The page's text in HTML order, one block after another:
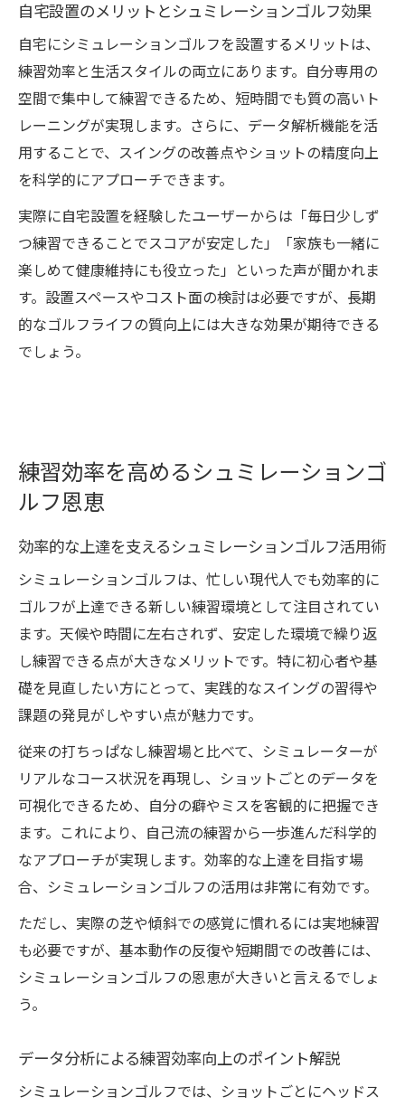
自宅設置のメリットとシュミレーションゴルフ効果
自宅にシミュレーションゴルフを設置するメリットは、
練習効率と生活スタイルの両立にあります。自分専用の
空間で集中して練習できるため、短時間でも質の高いト
レーニングが実現します。さらに、データ解析機能を活
用することで、スイングの改善点やショットの精度向上
を科学的にアプローチできます。
実際に自宅設置を経験したユーザーからは「毎日少しず
つ練習できることでスコアが安定した」「家族も一緒に
楽しめて健康維持にも役立った」といった声が聞かれま
す。設置スペースやコスト面の検討は必要ですが、長期
的なゴルフライフの質向上には大きな効果が期待できる
でしょう。
練習効率を高めるシュミレーションゴ
ルフ恩恵
効率的な上達を支えるシュミレーションゴルフ活用術
シミュレーションゴルフは、忙しい現代人でも効率的に
ゴルフが上達できる新しい練習環境として注目されてい
ます。天候や時間に左右されず、安定した環境で繰り返
し練習できる点が大きなメリットです。特に初心者や基
礎を見直したい方にとって、実践的なスイングの習得や
課題の発見がしやすい点が魅力です。
従来の打ちっぱなし練習場と比べて、シミュレーターが
リアルなコース状況を再現し、ショットごとのデータを
可視化できるため、自分の癖やミスを客観的に把握でき
ます。これにより、自己流の練習から一歩進んだ科学的
なアプローチが実現します。効率的な上達を目指す場
合、シミュレーションゴルフの活用は非常に有効です。
ただし、実際の芝や傾斜での感覚に慣れるには実地練習
も必要ですが、基本動作の反復や短期間での改善には、
シミュレーションゴルフの恩恵が大きいと言えるでしょ
う。
データ分析による練習効率向上のポイント解説
シミュレーションゴルフでは、ショットごとにヘッドス